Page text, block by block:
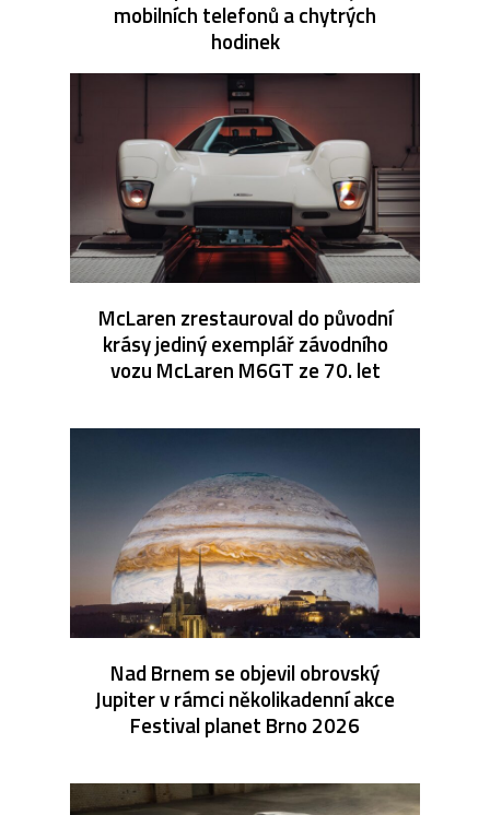
mobilních telefonů a chytrých
hodinek
McLaren zrestauroval do původní
krásy jediný exemplář závodního
vozu McLaren M6GT ze 70. let
Nad Brnem se objevil obrovský
Jupiter v rámci několikadenní akce
Festival planet Brno 2026